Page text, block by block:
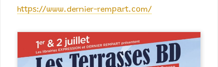
https://www.dernier-rempart.com/